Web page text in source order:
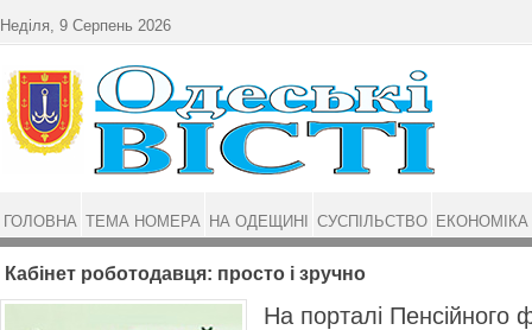
Кабінет роботодавця: просто і зручно
На порталі Пенсійного
Неділя, 9 Серпень 2026
ГОЛОВНА ТЕМА НОМЕРА НА ОДЕЩИНІ СУСПІЛЬСТВО ЕКОНОМІКА